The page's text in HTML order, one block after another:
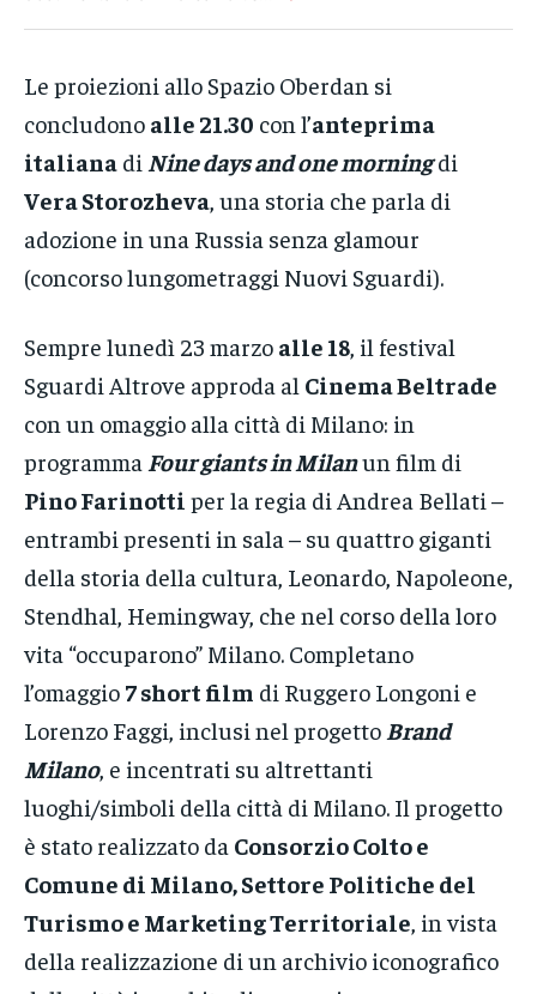
Le proiezioni allo Spazio Oberdan si
concludono alle 21.30 con l’anteprima
italiana di Nine days and one morningdi
Vera Storozheva, una storia che parla di
adozione in una Russia senza glamour
(concorso lungometraggi Nuovi Sguardi).
Sempre lunedì 23 marzo alle 18, il festival
Sguardi Altrove approda al Cinema Beltrade
con un omaggio alla città di Milano: in
programma Four giants in Milanun film di
Pino Farinotti per la regia di Andrea Bellati –
entrambi presenti in sala – su quattro giganti
della storia della cultura, Leonardo, Napoleone,
Stendhal, Hemingway, che nel corso della loro
vita “occuparono” Milano. Completano
l’omaggio 7 short film di Ruggero Longoni e
Lorenzo Faggi, inclusi nel progetto Brand
Milano, e incentrati su altrettanti
luoghi/simboli della città di Milano. Il progetto
è stato realizzato da Consorzio Colto e
Comune di Milano, Settore Politiche del
Turismo e Marketing Territoriale, in vista
della realizzazione di un archivio iconografico